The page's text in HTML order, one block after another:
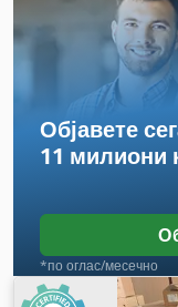
Објавете
11 милиони
*по оглас/месечно